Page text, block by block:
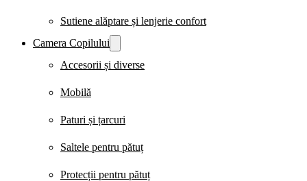
Sutiene alăptare și lenjerie confort
Camera Copilului
Accesorii și diverse
Mobilă
Paturi și țarcuri
Saltele pentru pătuț
Protecții pentru pătuț